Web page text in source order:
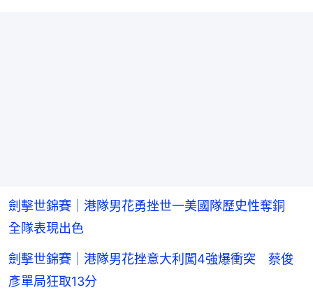
劍擊世錦賽｜港隊男花勇挫世一美國隊歷史性奪銅
全隊表現出色
劍擊世錦賽｜港隊男花挫意大利闖4強爆衝突 蔡俊
彥單局狂取13分